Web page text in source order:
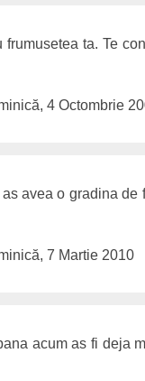
ta. Te
4 Octombrie
avea o gradina de
7 Martie 2010
acum as fi deja